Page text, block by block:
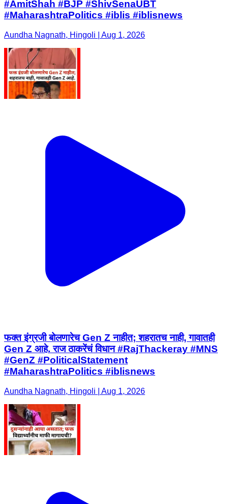
#AmitShah #BJP #ShivSenaUBT
#MaharashtraPolitics #iblis #iblisnews
Aundha Nagnath, Hingoli | Aug 1, 2026
फक्त इंग्रजी बोलणारेच Gen Z नाहीत; शहरातच नाही, गावातही
Gen Z आहे. राज ठाकरेंचं विधान #RajThackeray #MNS
#GenZ #PoliticalStatement
#MaharashtraPolitics #iblisnews
Aundha Nagnath, Hingoli | Aug 1, 2026